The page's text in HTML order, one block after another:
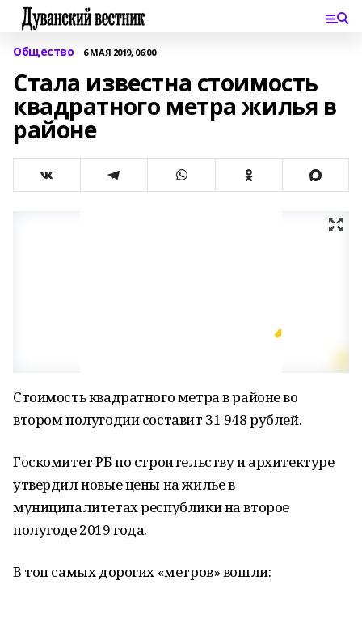
Общество 6 МАЯ 2019, 06:00
Стала известна стоимость
квадратного метра жилья в
районе
Стоимость квадратного метра в районе во
втором полугодии составит 31 948 рублей.
Госкомитет РБ по строительству и архитектуре
утвердил новые цены на жилье в
муниципалитетах республики на второе
полугоде 2019 года.
В топ самых дорогих «метров» вошли: